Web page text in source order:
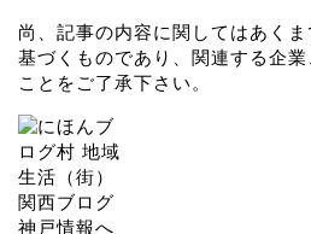
尚、記事の内容に関してはあく
基づくものであり、関連する企
ことをご了承下さい。